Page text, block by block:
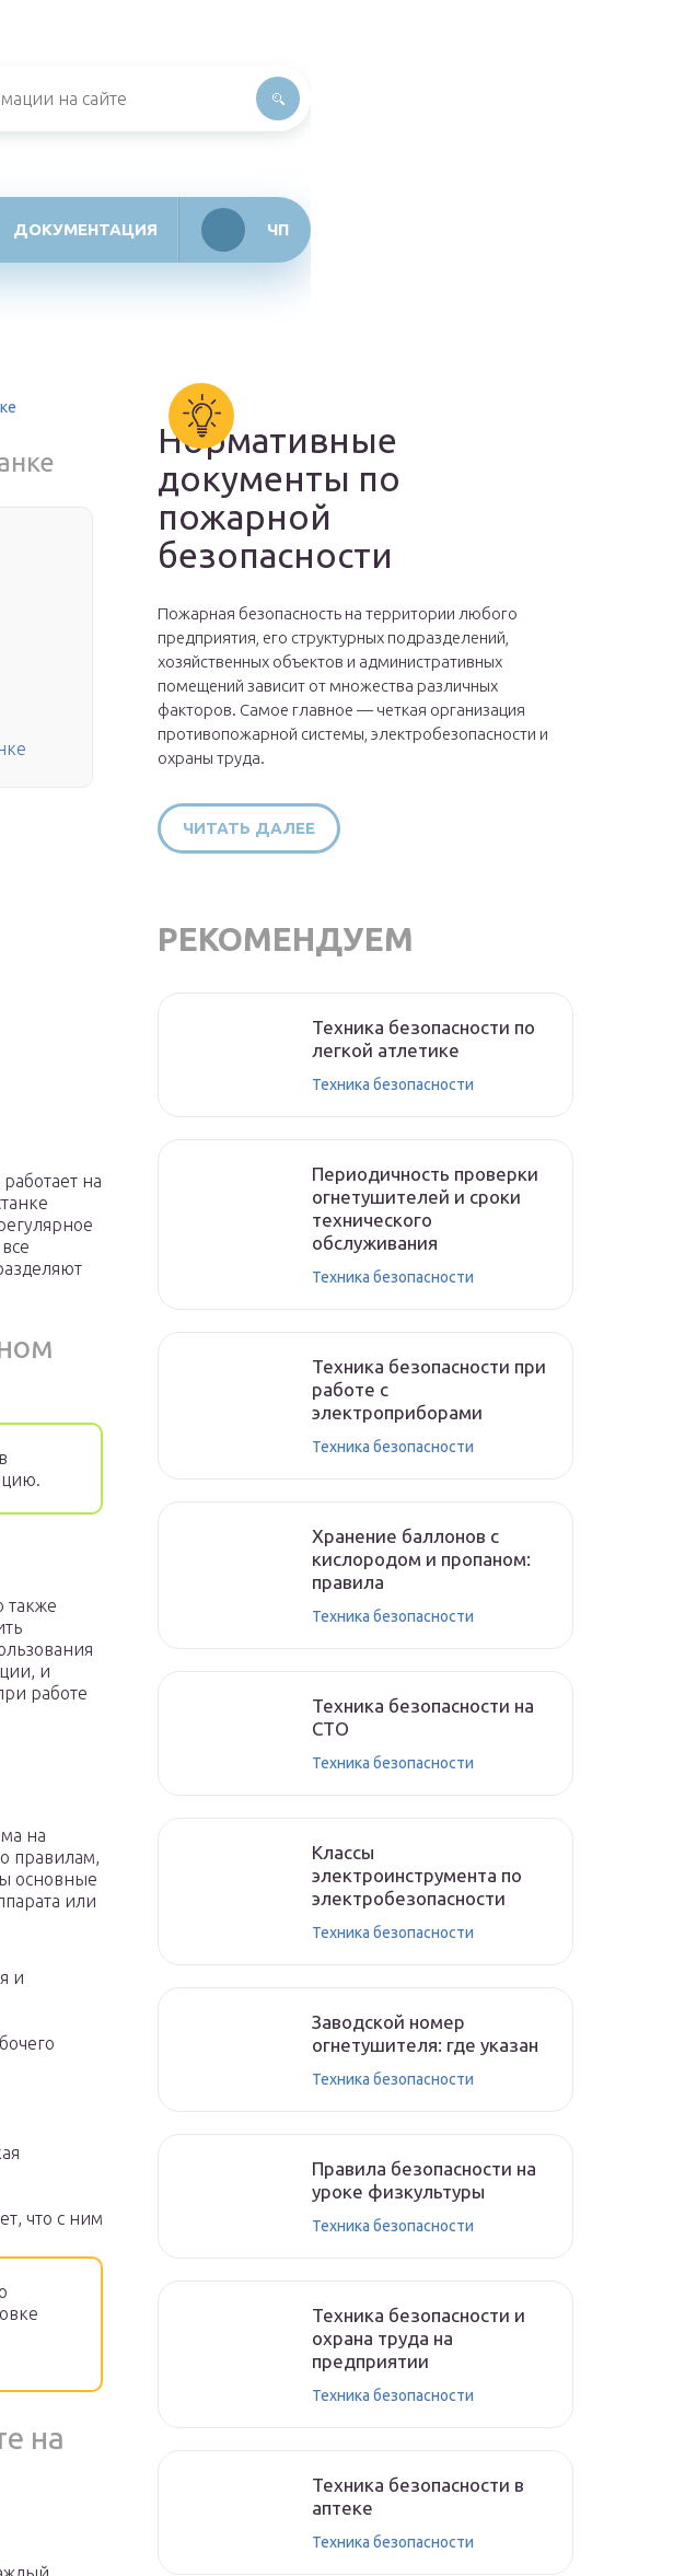
ДОКУМЕНТАЦИЯ ЧП
на
также
и
работе
на
правилам,
основные
или
и
что с ним
на
Нормативные
документы по
пожарной
безопасности
Пожарная безопасность на территории любого
предприятия, его структурных подразделений,
хозяйственных объектов и административных
помещений зависит от множества различных
факторов. Самое главное — четкая организация
противопожарной системы, электробезопасности и
охраны труда.
ЧИТАТЬ ДАЛЕЕ
РЕКОМЕНДУЕМ
Техника безопасности по
легкой атлетике
Техника безопасности
Периодичность проверки
огнетушителей и сроки
технического
обслуживания
Техника безопасности
Техника безопасности при
работе с
электроприборами
Техника безопасности
Хранение баллонов с
кислородом и пропаном:
правила
Техника безопасности
Техника безопасности на
СТО
Техника безопасности
Классы
электроинструмента по
электробезопасности
Техника безопасности
Заводской номер
огнетушителя: где указан
Техника безопасности
Правила безопасности на
уроке физкультуры
Техника безопасности
Техника безопасности и
охрана труда на
предприятии
Техника безопасности
Техника безопасности в
аптеке
Техника безопасности